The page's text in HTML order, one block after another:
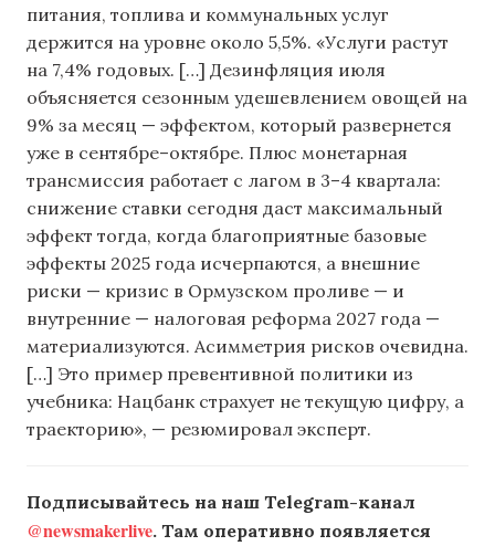
питания, топлива и коммунальных услуг
держится на уровне около 5,5%. «Услуги растут
на 7,4% годовых. […] Дезинфляция июля
объясняется сезонным удешевлением овощей на
9% за месяц — эффектом, который развернется
уже в сентябре–октябре. Плюс монетарная
трансмиссия работает с лагом в 3–4 квартала:
снижение ставки сегодня даст максимальный
эффект тогда, когда благоприятные базовые
эффекты 2025 года исчерпаются, а внешние
риски — кризис в Ормузском проливе — и
внутренние — налоговая реформа 2027 года —
материализуются. Асимметрия рисков очевидна.
[…] Это пример превентивной политики из
учебника: Нацбанк страхует не текущую цифру, а
траекторию», — резюмировал эксперт.
Подписывайтесь на наш Telegram-канал
@newsmakerlive. Там оперативно появляется